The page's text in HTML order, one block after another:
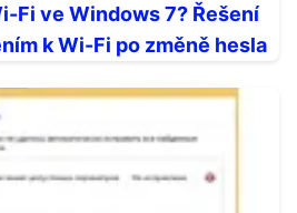
Fi ve Windows 7? Řešení
k Wi-Fi po změně hesla